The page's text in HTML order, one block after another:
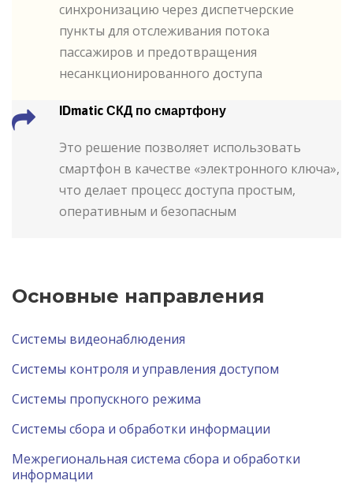
синхронизацию через диспетчерские
пункты для отслеживания потока
пассажиров и предотвращения
несанкционированного доступа
IDmatic СКД по смартфону
Это решение позволяет использовать
смартфон в качестве «электронного ключа»,
что делает процесс доступа простым,
оперативным и безопасным
Основные направления
Системы видеонаблюдения
Системы контроля и управления доступом
Системы пропускного режима
Системы сбора и обработки информации
Межрегиональная система сбора и обработки
информации